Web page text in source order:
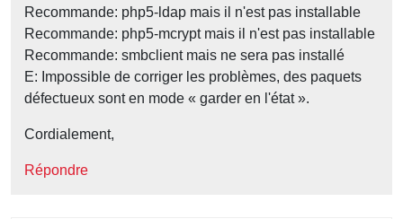
Recommande: php5-ldap mais il n'est pas installable
Recommande: php5-mcrypt mais il n'est pas installable
Recommande: smbclient mais ne sera pas installé
E: Impossible de corriger les problèmes, des paquets
défectueux sont en mode « garder en l'état ».
Cordialement,
Répondre